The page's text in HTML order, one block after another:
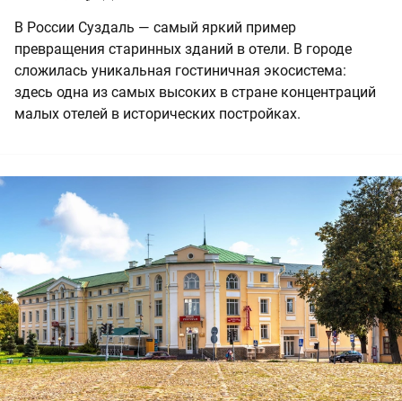
В России Суздаль — самый яркий пример
превращения старинных зданий в отели. В городе
сложилась уникальная гостиничная экосистема:
здесь одна из самых высоких в стране концентраций
малых отелей в исторических постройках.